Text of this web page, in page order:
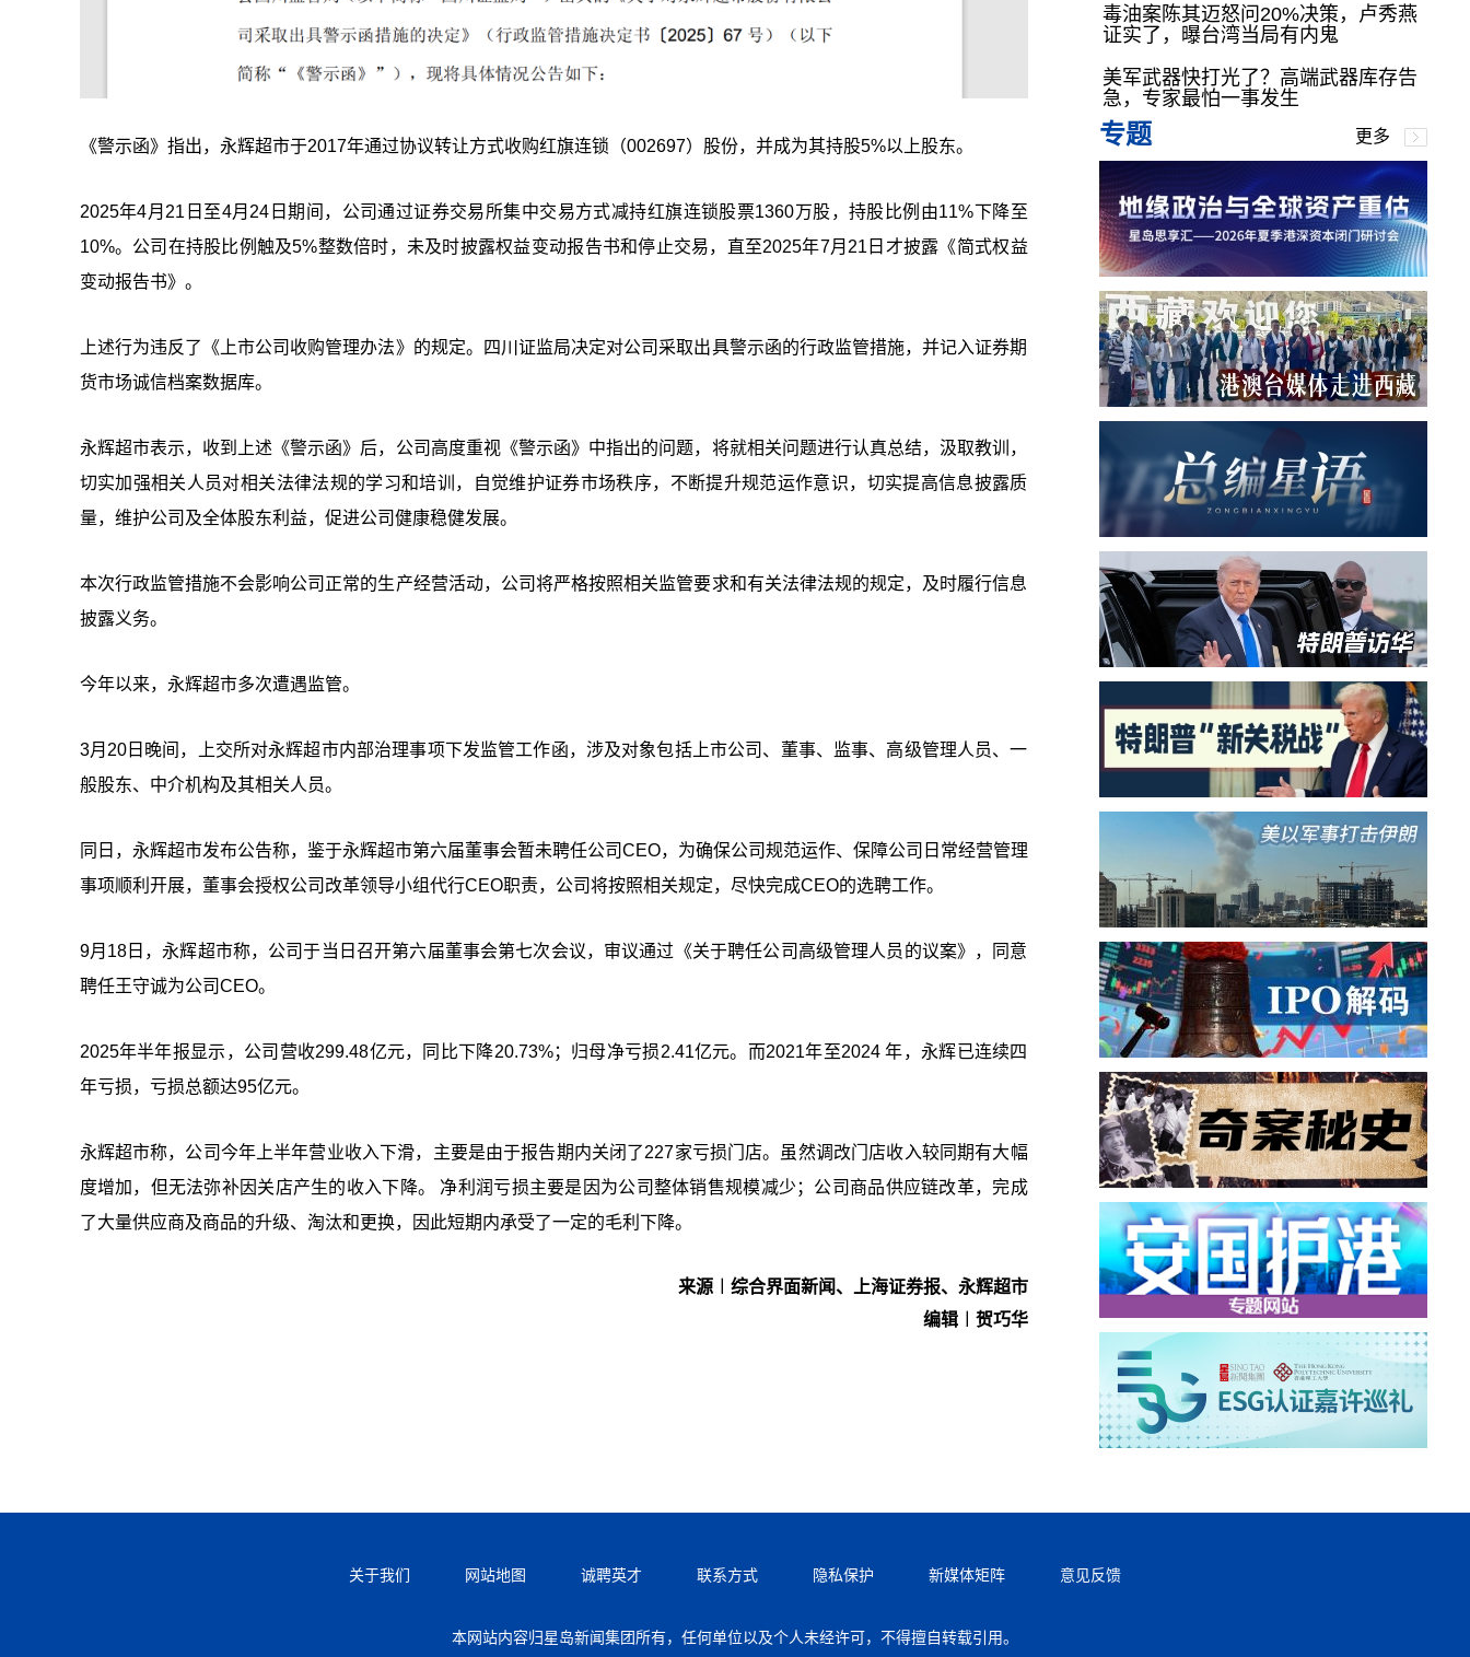
《警示函》指出，永辉超市于2017年通过协议转让方式收购红旗连锁（002697）股份，并成为其持股5%以上股东。
2025年4月21日至4月24日期间，公司通过证券交易所集中交易方式减持红旗连锁股票1360万股，持股比例由11%下降至
10%。公司在持股比例触及5%整数倍时，未及时披露权益变动报告书和停止交易，直至2025年7月21日才披露《简式权益
变动报告书》。
上述行为违反了《上市公司收购管理办法》的规定。四川证监局决定对公司采取出具警示函的行政监管措施，并记入证券期
货市场诚信档案数据库。
永辉超市表示，收到上述《警示函》后，公司高度重视《警示函》中指出的问题，将就相关问题进行认真总结，汲取教训，
切实加强相关人员对相关法律法规的学习和培训，自觉维护证券市场秩序，不断提升规范运作意识，切实提高信息披露质
量，维护公司及全体股东利益，促进公司健康稳健发展。
本次行政监管措施不会影响公司正常的生产经营活动，公司将严格按照相关监管要求和有关法律法规的规定，及时履行信息
披露义务。
今年以来，永辉超市多次遭遇监管。
3月20日晚间，上交所对永辉超市内部治理事项下发监管工作函，涉及对象包括上市公司、董事、监事、高级管理人员、一
般股东、中介机构及其相关人员。
同日，永辉超市发布公告称，鉴于永辉超市第六届董事会暂未聘任公司CEO，为确保公司规范运作、保障公司日常经营管理
事项顺利开展，董事会授权公司改革领导小组代行CEO职责，公司将按照相关规定，尽快完成CEO的选聘工作。
9月18日，永辉超市称，公司于当日召开第六届董事会第七次会议，审议通过《关于聘任公司高级管理人员的议案》，同意
聘任王守诚为公司CEO。
2025年半年报显示，公司营收299.48亿元，同比下降20.73%；归母净亏损2.41亿元。而2021年至2024 年，永辉已连续四
年亏损，亏损总额达95亿元。
永辉超市称，公司今年上半年营业收入下滑，主要是由于报告期内关闭了227家亏损门店。虽然调改门店收入较同期有大幅
度增加，但无法弥补因关店产生的收入下降。 净利润亏损主要是因为公司整体销售规模减少；公司商品供应链改革，完成
了大量供应商及商品的升级、淘汰和更换，因此短期内承受了一定的毛利下降。
来源︱综合界面新闻、上海证券报、永辉超市
编辑︱贺巧华
毒油案陈其迈怒问20%决策，卢秀燕
证实了，曝台湾当局有内鬼
美军武器快打光了？高端武器库存告
急，专家最怕一事发生
专题 更多
关于我们 网站地图 诚聘英才 联系方式 隐私保护 新媒体矩阵 意见反馈
本网站内容归星岛新闻集团所有，任何单位以及个人未经许可，不得擅自转载引用。